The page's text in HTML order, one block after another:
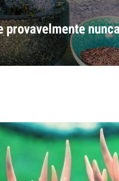
provavelmente